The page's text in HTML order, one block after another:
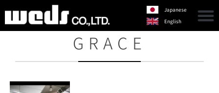
Japanese
English
GRACE